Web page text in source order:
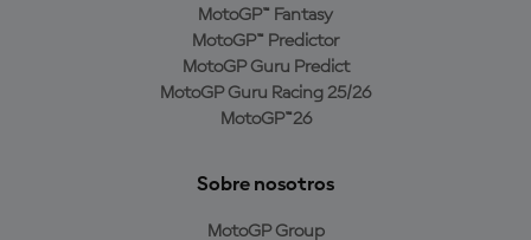
MotoGP™ Fantasy
MotoGP™ Predictor
MotoGP Guru Predict
MotoGP Guru Racing 25/26
MotoGP™26
Sobre nosotros
MotoGP Group